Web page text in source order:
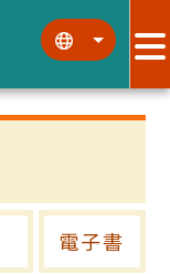
::: :::
電子書